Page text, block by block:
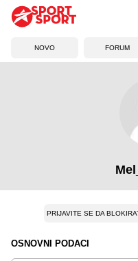
NOVO FORUM
PRIJAVITE SE DA
OSNOVNI PODACI